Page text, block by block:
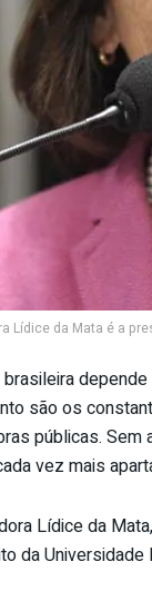
Lídice da Mata é a
são os
públicas.
vez mais
Lídice da
Universidade